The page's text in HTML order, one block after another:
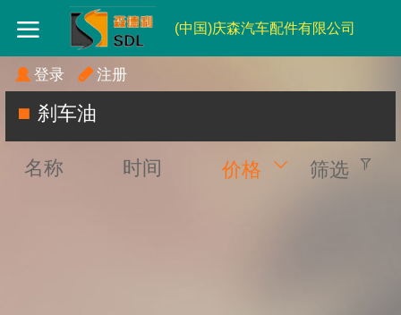
(中国)庆森汽车配件有限公司
登录 注册
刹车油
名称 时间 价格 筛选